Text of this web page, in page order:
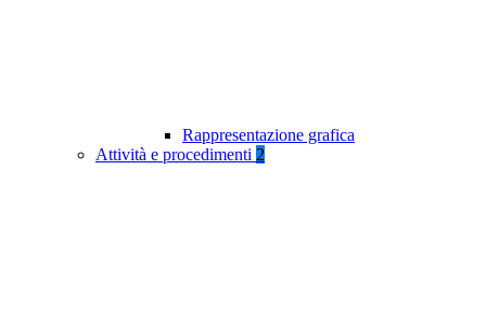
Rappresentazione grafica
Attività e procedimenti 2